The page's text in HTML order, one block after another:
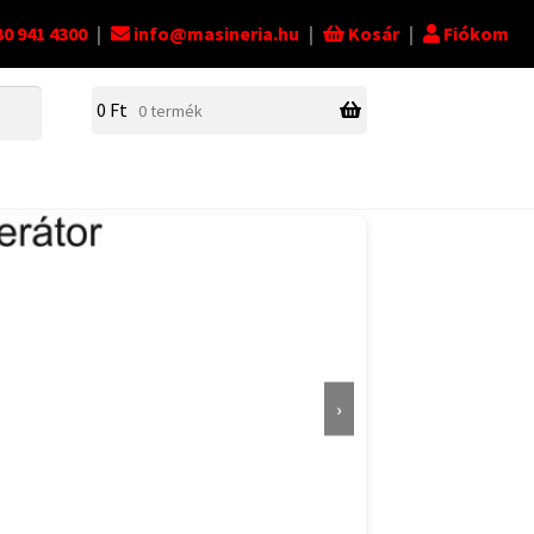
941 4300 | info@masineria.hu | Kosár | Fiókom
0 Ft 0 termék
›